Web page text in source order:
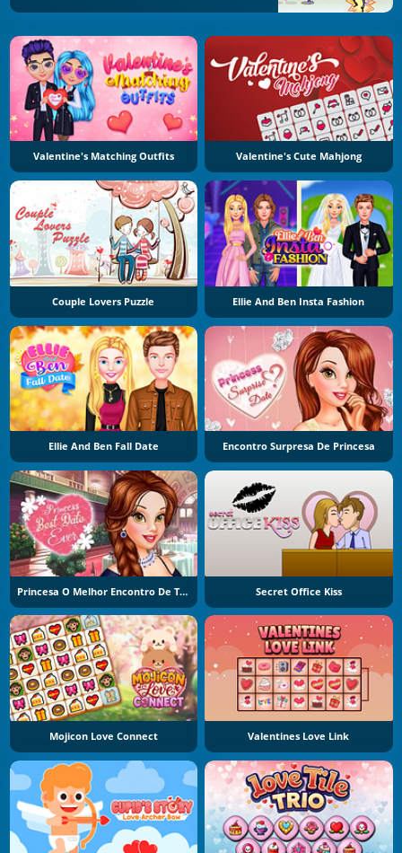
Valentine's Matching Outfits Valentine's Cute Mahjong
Couple Lovers Puzzle Ellie And Ben Insta Fashion
Ellie And Ben Fall Date Encontro Surpresa De Princesa
Princesa O Melhor Encontro De Todos Secret Office Kiss
Mojicon Love Connect Valentines Love Link